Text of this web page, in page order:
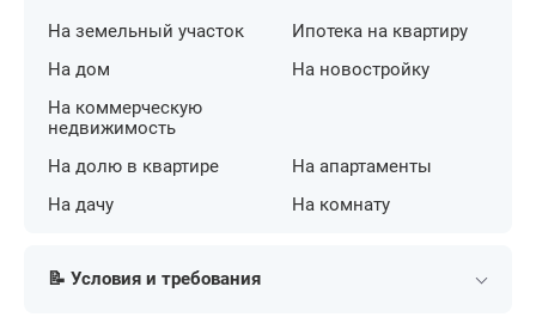
На земельный участок
На дом
На коммерческую
недвижимость
Ипотека на квартиру
На новостройку
На долю в квартире
На дачу
На апартаменты
На комнату
📝 Условия и требования